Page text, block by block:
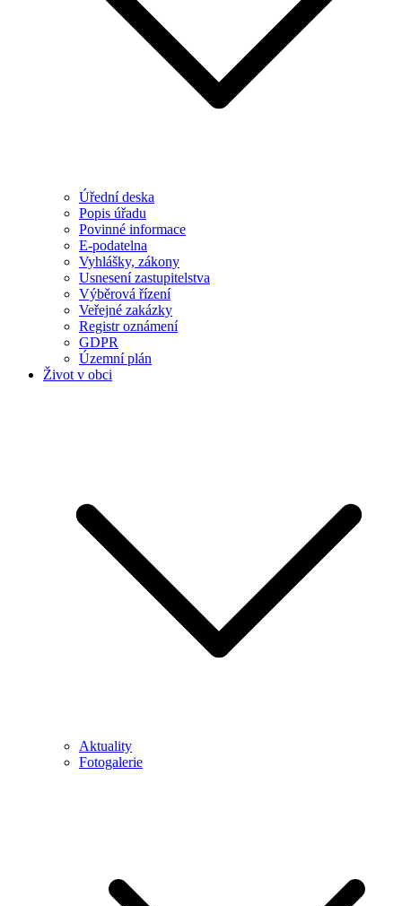
Úřední deska
Popis úřadu
Povinné informace
E-podatelna
Vyhlášky, zákony
Usnesení zastupitelstva
Výběrová řízení
Veřejné zakázky
Registr oznámení
GDPR
Územní plán
Život v obci
Aktuality
Fotogalerie